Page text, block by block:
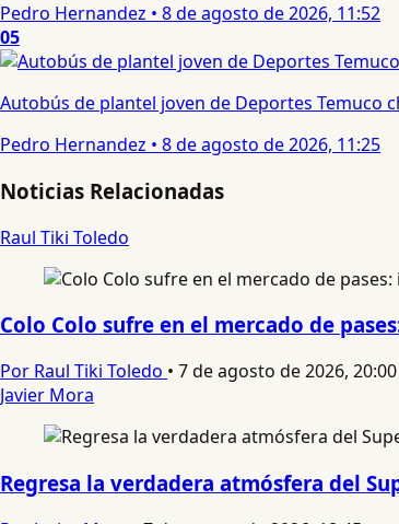
Pedro Hernandez • 8 de agosto de 2026, 11:52
05
Autobús de plantel joven de Deportes Temuco
Pedro Hernandez • 8 de agosto de 2026, 11:25
Noticias Relacionadas
Raul Tiki Toledo
Colo Colo sufre en el mercado de
Por Raul Tiki Toledo • 7 de agosto de 2026, 20:00
Javier Mora
Regresa la verdadera atmósfera del